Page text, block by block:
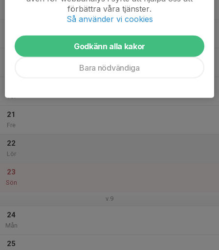
18:00
Träning
Tor
21
Fre
22
Lör
23
Sön
v.9
24
Mån
25
förbättra våra tjänster.
Så använder vi cookies
Godkänn alla kakor
Bara nödvändiga